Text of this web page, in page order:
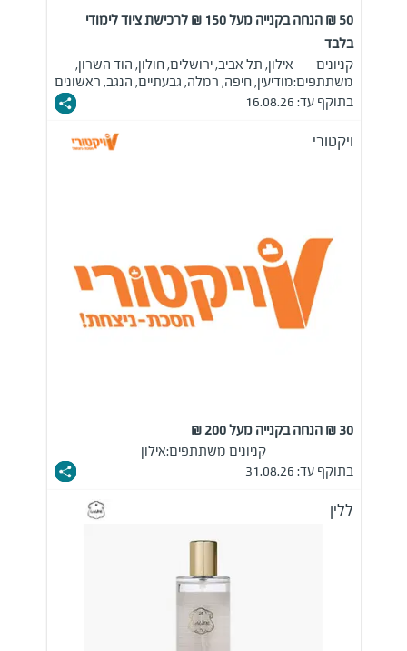
50 ₪ הנחה בקנייה מעל 150 ₪ לרכישת ציוד לימודי
בלבד
קניונים
משתתפים:
אילון, תל אביב, ירושלים, חולון, הוד השרון,
מודיעין, חיפה, רמלה, גבעתיים, הנגב, ראשונים
בתוקף עד: 16.08.26
ויקטורי
30 ₪ הנחה בקנייה מעל 200 ₪
קניונים משתתפים:אילון
בתוקף עד: 31.08.26
ללין